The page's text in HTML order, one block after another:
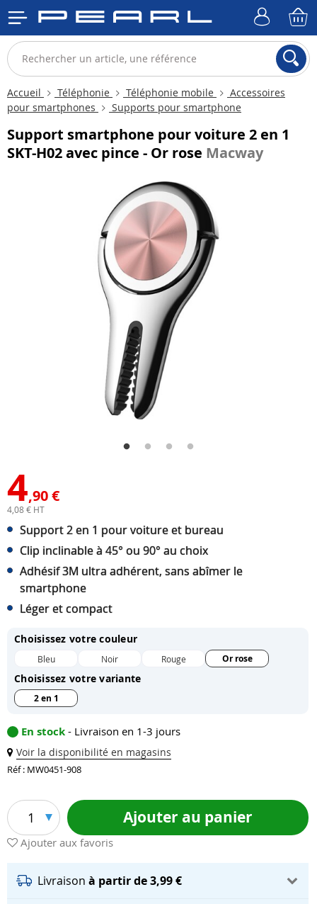
Accueil Téléphonie Téléphonie mobile
Accessoires
pour smartphones
Supports pour smartphone
Support smartphone pour voiture 2 en 1
SKT-H02 avec pince - Or rose Macway
4,90 €
4,08 € HT
Support 2 en 1 pour voiture et bureau
Clip inclinable à 45° ou 90° au choix
Adhésif 3M ultra adhérent, sans abîmer le
smartphone
Léger et compact
Choisissez votre couleur
Bleu Noir Rouge Or rose
Choisissez votre variante
2 en 1
En stock - Livraison en 1-3 jours
Voir la disponibilité en magasins
Réf : MW0451-908
1 Ajouter au panier
Ajouter aux favoris
Livraison à partir de 3,99 €